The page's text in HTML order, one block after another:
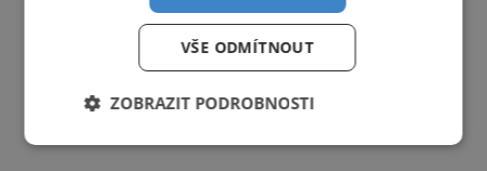
VŠE ODMÍTNOUT
ZOBRAZIT PODROBNOSTI